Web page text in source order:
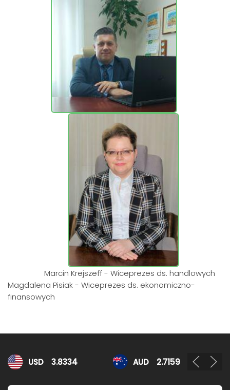
Marcin Krejszeff - Wiceprezes ds. handlowych
Magdalena Pisiak - Wiceprezes ds. ekonomiczno-
finansowych
Kursy walut
USD 3.8334 AUD 2.7159